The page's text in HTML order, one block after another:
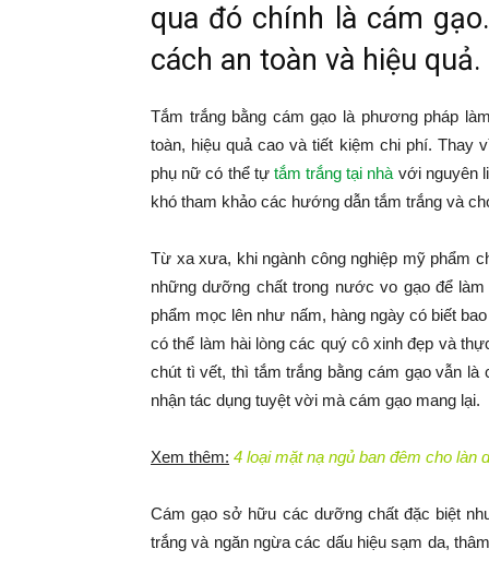
qua đó chính là cám
cách an toàn và hiệu quả.
Tắm trắng bằng cám gạo là phương pháp
toàn, hiệu quả cao và tiết kiệm chi phí. Thay
phụ nữ có thể tự tắm trắng tại nhà với nguyên
khó tham khảo các hướng dẫn tắm trắng và
Từ xa xưa, khi ngành công nghiệp mỹ phẩm
những dưỡng chất trong nước vo gạo để
phẩm mọc lên như nấm, hàng ngày có biết
có thể làm hài lòng các quý cô xinh đẹp và
chút tì vết, thì tắm trắng bằng cám gạo vẫn
nhận tác dụng tuyệt vời mà cám gạo mang lại.
Xem thêm: 4 loại mặt nạ ngủ ban đêm cho làn
Cám gạo sở hữu các dưỡng chất đặc biệt
trắng và ngăn ngừa các dấu hiệu sạm da,